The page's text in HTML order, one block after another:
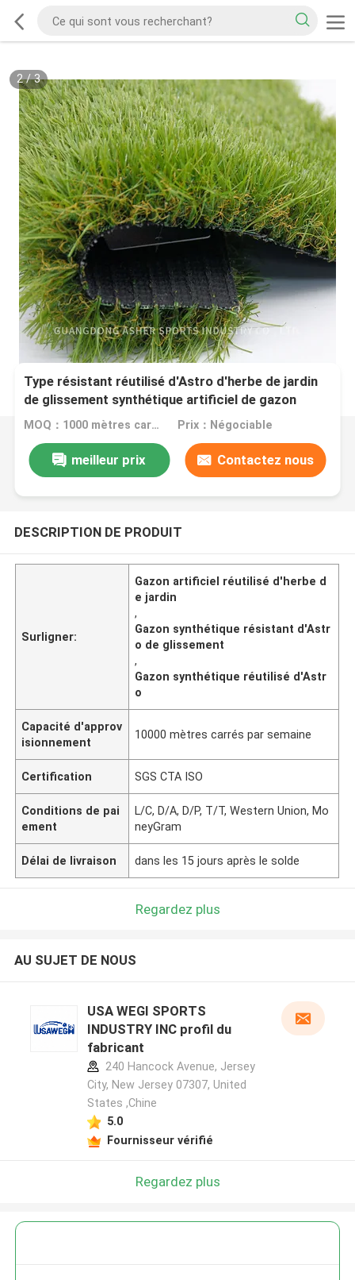
2/3
Type résistant réutilisé d'Astro d'herbe de jardin
de glissement synthétique artificiel de gazon
MOQ：1000 mètres carrés Prix：Négociable
meilleur prix Contactez nous
DESCRIPTION DE PRODUIT
Surligner:
Gazon artificiel réutilisé d'herbe d
e jardin
,
Gazon synthétique résistant d'Astr
o de glissement
,
Gazon synthétique réutilisé d'Astr
o
Capacité d'approv
isionnement
10000 mètres carrés par semaine
Certification SGS CTA ISO
Conditions de pai
ement
L/C, D/A, D/P, T/T, Western Union, Mo
neyGram
Délai de livraison dans les 15 jours après le solde
Regardez plus
AU SUJET DE NOUS
USA WEGI SPORTS
INDUSTRY INC profil du
fabricant
240 Hancock Avenue, Jersey
City, New Jersey 07307, United
States ,Chine
5.0
Fournisseur vérifié
Regardez plus